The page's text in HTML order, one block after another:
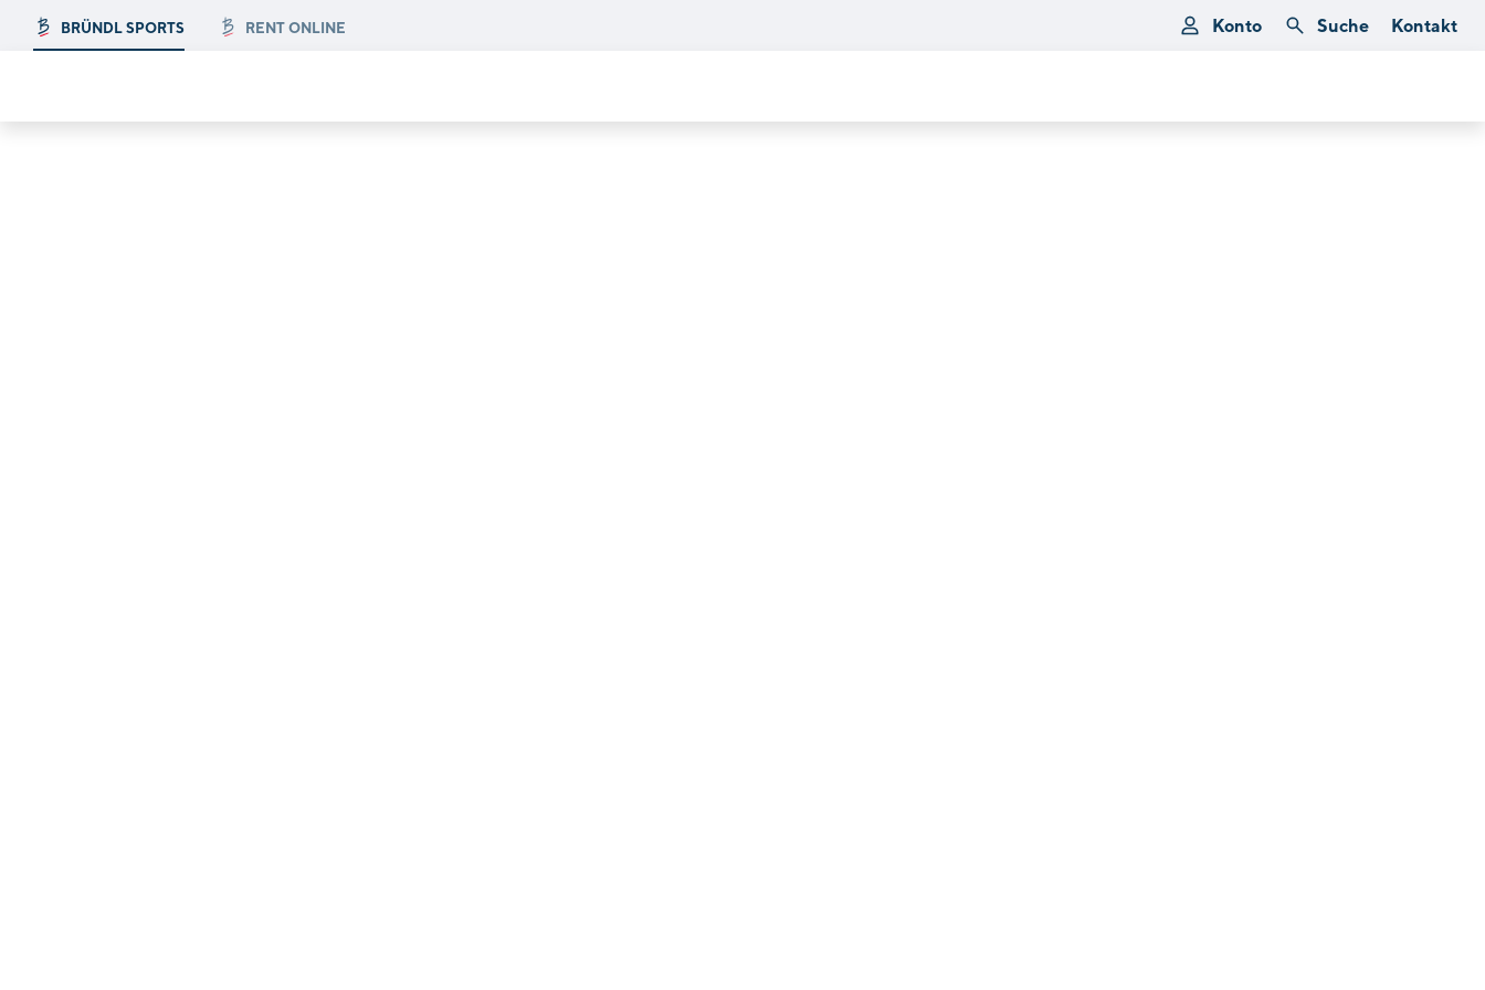
BRÜNDL SPORTS RENT ONLINE Konto Suche Kontakt